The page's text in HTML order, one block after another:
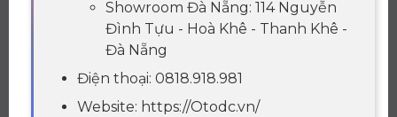
Showroom Đà Nẵng: 114 Nguyễn
Đình Tựu - Hoà Khê - Thanh Khê -
Đà Nẵng
Điện thoại: 0818.918.981
Website: https://Otodc.vn/